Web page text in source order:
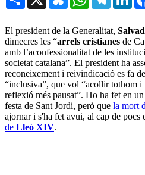
El president de la Generalitat,
dimecres les “arrels cristianes de
amb l’aconfessionalitat de les
societat catalana”. El president ha
reconeixement i reivindicació es fa
“inclusiva”, que vol “acollir tothom i
reflexió més pausat”. Ho ha fet en
festa de Sant Jordi, però que la mort
ajornar i s'ha fet avui, al cap de pocs
de Lleó XIV.